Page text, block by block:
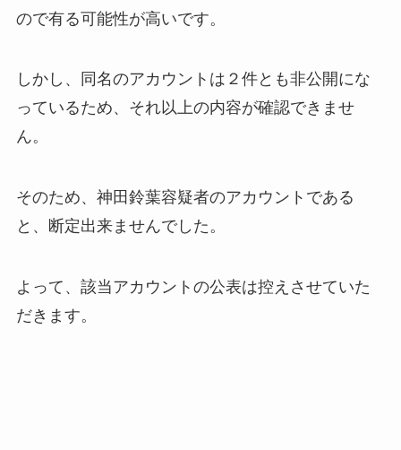
ので有る可能性が高いです。
しかし、同名のアカウントは２件とも非公開にな
っているため、それ以上の内容が確認できませ
ん。
そのため、神田鈴葉容疑者のアカウントである
と、断定出来ませんでした。
よって、該当アカウントの公表は控えさせていた
だきます。